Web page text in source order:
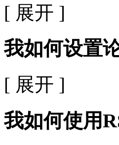
[ 展开 ]
我如何设置
[ 展开 ]
我如何使用